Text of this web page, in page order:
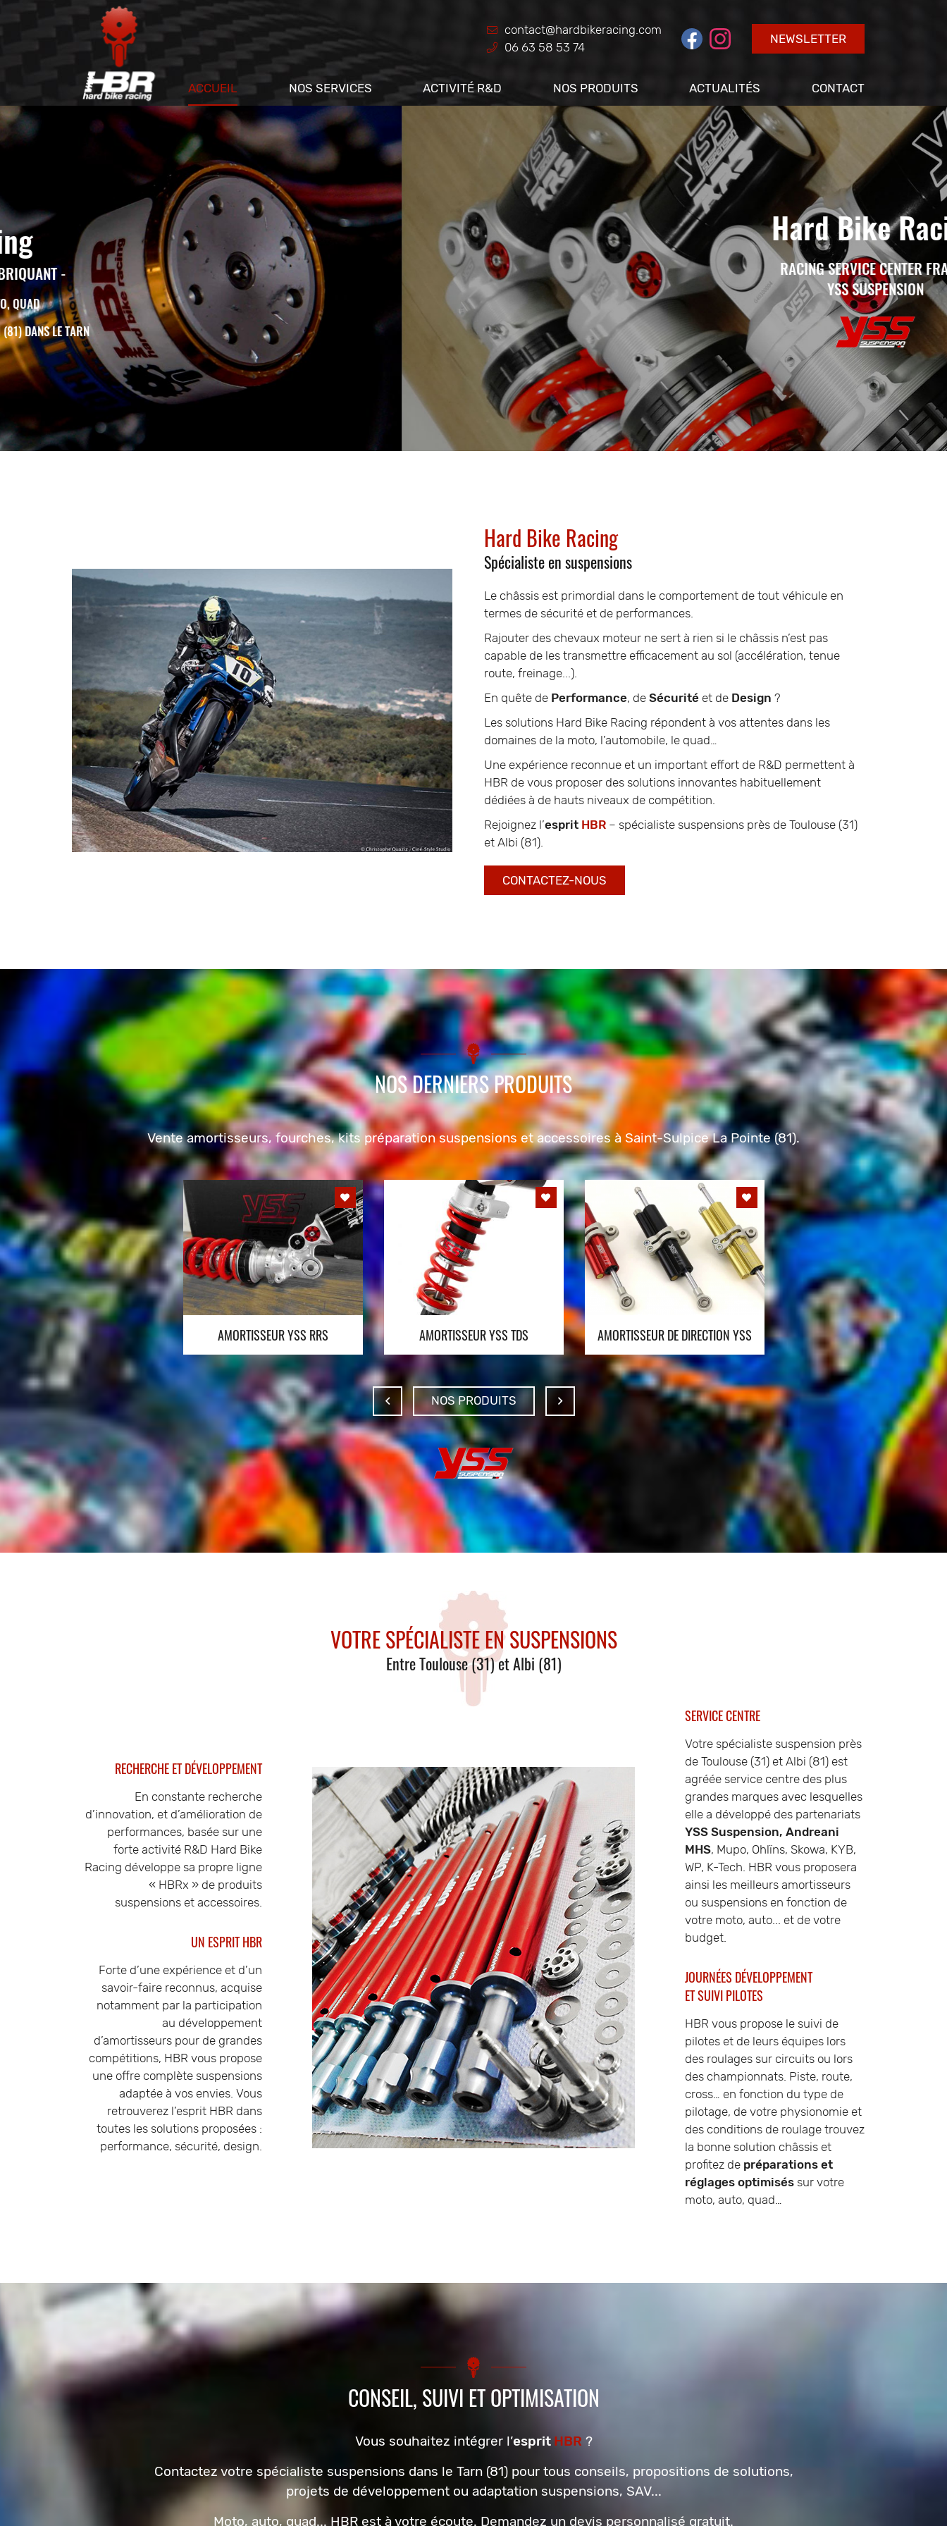
06 63 58 53 74
NEWSLETTER
ACCUEIL NOS SERVICES ACTIVITÉ R&D NOS PRODUITS ACTUALITÉS CONTACT
ZAC Les Cadaux
81370 Saint-Sulpice-la-Pointe
06 63 58 53 74
Hard Bike Racing
RACING SERVICE CENTER FRANCE
YSS SUSPENSION
Hard Bike Racing
Spécialiste en suspensions
Le châssis est primordial dans le comportement de tout véhicule en
termes de sécurité et de performances.
Rajouter des chevaux moteur ne sert à rien si le châssis n’est pas
capable de les transmettre efficacement au sol (accélération, tenue
route, freinage...).
En quête de Performance, de Sécurité et de Design ?
Les solutions Hard Bike Racing répondent à vos attentes dans les
domaines de la moto, l’automobile, le quad…
Une expérience reconnue et un important effort de R&D permettent à
HBR de vous proposer des solutions innovantes habituellement
dédiées à de hauts niveaux de compétition.
Rejoignez l’esprit HBR – spécialiste suspensions près de Toulouse (31)
et Albi (81).
CONTACTEZ-NOUS
NOS DERNIERS PRODUITS
Vente amortisseurs, fourches, kits préparation suspensions et accessoires à Saint-Sulpice La Pointe (81).

KIT CARTOUCHE YSS

AMORTISSEUR YSS RRS

AMORTISSEUR YSS TDS

AMORTISSEUR DE DIRECTION YSS DIVERS
NOS PRODUITS
VOTRE SPÉCIALISTEEN SUSPENSIONS
Entre Toulouse (31) et Albi (81)
RECHERCHE ET DÉVELOPPEMENT
En constante recherche
d’innovation, et d’amélioration de
performances, basée sur une
forte activité R&D Hard Bike
Racing développe sa propre ligne
« HBRx » de produits
suspensions et accessoires.
UN ESPRIT HBR
Forte d’une expérience et d’un
savoir-faire reconnus, acquise
notamment par la participation
au développement
d’amortisseurs pour de grandes
compétitions, HBR vous propose
une offre complète suspensions
adaptée à vos envies. Vous
retrouverez l’esprit HBR dans
toutes les solutions proposées :
performance, sécurité, design.
SERVICE CENTRE
Votre spécialiste suspension près
de Toulouse (31) et Albi (81) est
agréée service centre des plus
grandes marques avec lesquelles
elle a développé des partenariats
YSS Suspension, Andreani
MHS, Mupo, Ohlïns, Skowa, KYB,
WP, K-Tech. HBR vous proposera
ainsi les meilleurs amortisseurs
ou suspensions en fonction de
votre moto, auto... et de votre
budget.
JOURNÉES DÉVELOPPEMENT
ET SUIVI PILOTES
HBR vous propose le suivi de
pilotes et de leurs équipes lors
des roulages sur circuits ou lors
des championnats. Piste, route,
cross… en fonction du type de
pilotage, de votre physionomie et
des conditions de roulage trouvez
la bonne solution châssis et
profitez de préparations et
réglages optimisés sur votre
moto, auto, quad…
CONSEIL, SUIVI ET OPTIMISATION
Vous souhaitez intégrer l’esprit HBR ?
Contactez votre spécialiste suspensions dans le Tarn (81) pour tous conseils, propositions de solutions,
projets de développement ou adaptation suspensions, SAV...
Moto, auto, quad... HBR est à votre écoute. Demandez un devis personnalisé gratuit.